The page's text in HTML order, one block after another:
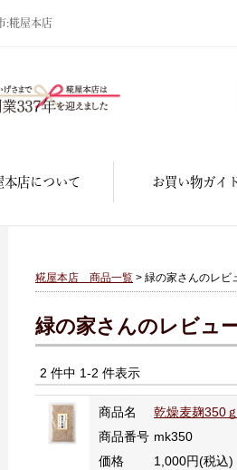
:糀屋本店
糀屋本
本店について お買い物ガイ
糀屋本店 商品一覧 > 緑の家さんのレビ
緑の家さんのレビュ
2 件中 1-2 件表示
商品名
乾燥麦麹350
商品番号 mk350
価格
1,000円(税込)